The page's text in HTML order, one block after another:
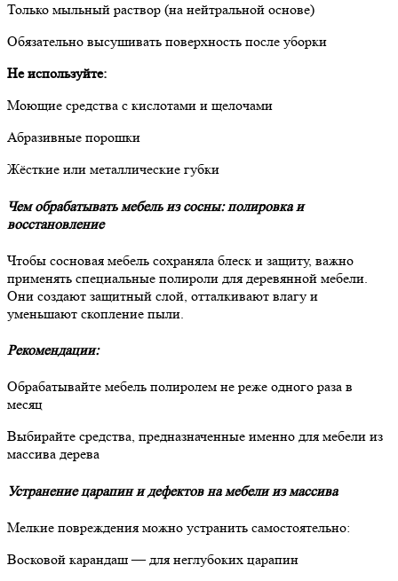
Только мыльный раствор (на нейтральной основе)
Обязательно высушивать поверхность после уборки
Не используйте:
Моющие средства с кислотами и щелочами
Абразивные порошки
Жёсткие или металлические губки
Чем обрабатывать мебель из сосны: полировка и
восстановление
Чтобы сосновая мебель сохраняла блеск и защиту, важно
применять специальные полироли для деревянной мебели.
Они создают защитный слой, отталкивают влагу и
уменьшают скопление пыли.
Рекомендации:
Обрабатывайте мебель полиролем не реже одного раза в
месяц
Выбирайте средства, предназначенные именно для мебели из
массива дерева
Устранение царапин и дефектов на мебели из массива
Мелкие повреждения можно устранить самостоятельно:
Восковой карандаш — для неглубоких царапин